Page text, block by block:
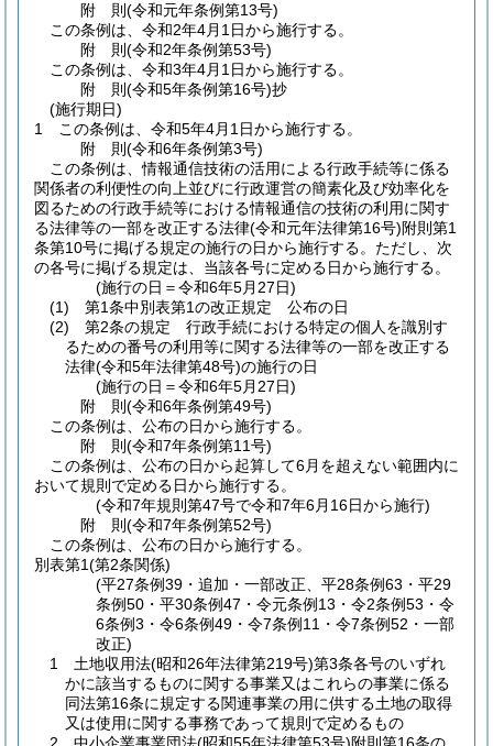
附 則(令和元年条例第13号)
この条例は、令和2年4月1日から施行する。
附 則(令和2年条例第53号)
この条例は、令和3年4月1日から施行する。
附 則(令和5年条例第16号)抄
(施行期日)
1
この条例は、令和5年4月1日から施行する。
附 則(令和6年条例第3号)
この条例は、情報通信技術の活用による行政手続等に係る
関係者の利便性の向上並びに行政運営の簡素化及び効率化を
図るための行政手続等における情報通信の技術の利用に関す
る法律等の一部を改正する法律(令和元年法律第16号)附則第1
条第10号に掲げる規定の施行の日から施行する。 ただし、次
の各号に掲げる規定は、当該各号に定める日から施行する。
(施行の日＝令和6年5月27日)
(1)
第1条中別表第1の改正規定 公布の日
(2)
第2条の規定 行政手続における特定の個人を識別す
るための番号の利用等に関する法律等の一部を改正する
法律(令和5年法律第48号)の施行の日
(施行の日＝令和6年5月27日)
附 則(令和6年条例第49号)
この条例は、公布の日から施行する。
附 則(令和7年条例第11号)
この条例は、公布の日から起算して6月を超えない範囲内に
おいて規則で定める日から施行する。
(令和7年規則第47号で令和7年6月16日から施行)
附 則(令和7年条例第52号)
この条例は、公布の日から施行する。
別表第1(第2条関係)
(平27条例39・追加・一部改正、平28条例63・平29
条例50・平30条例47・令元条例13・令2条例53・令
6条例3・令6条例49・令7条例11・令7条例52・一部
改正)
1 土地収用法(昭和26年法律第219号)第3条各号のいずれ
かに該当するものに関する事業又はこれらの事業に係る
同法第16条に規定する関連事業の用に供する土地の取得
又は使用に関する事務であって規則で定めるもの